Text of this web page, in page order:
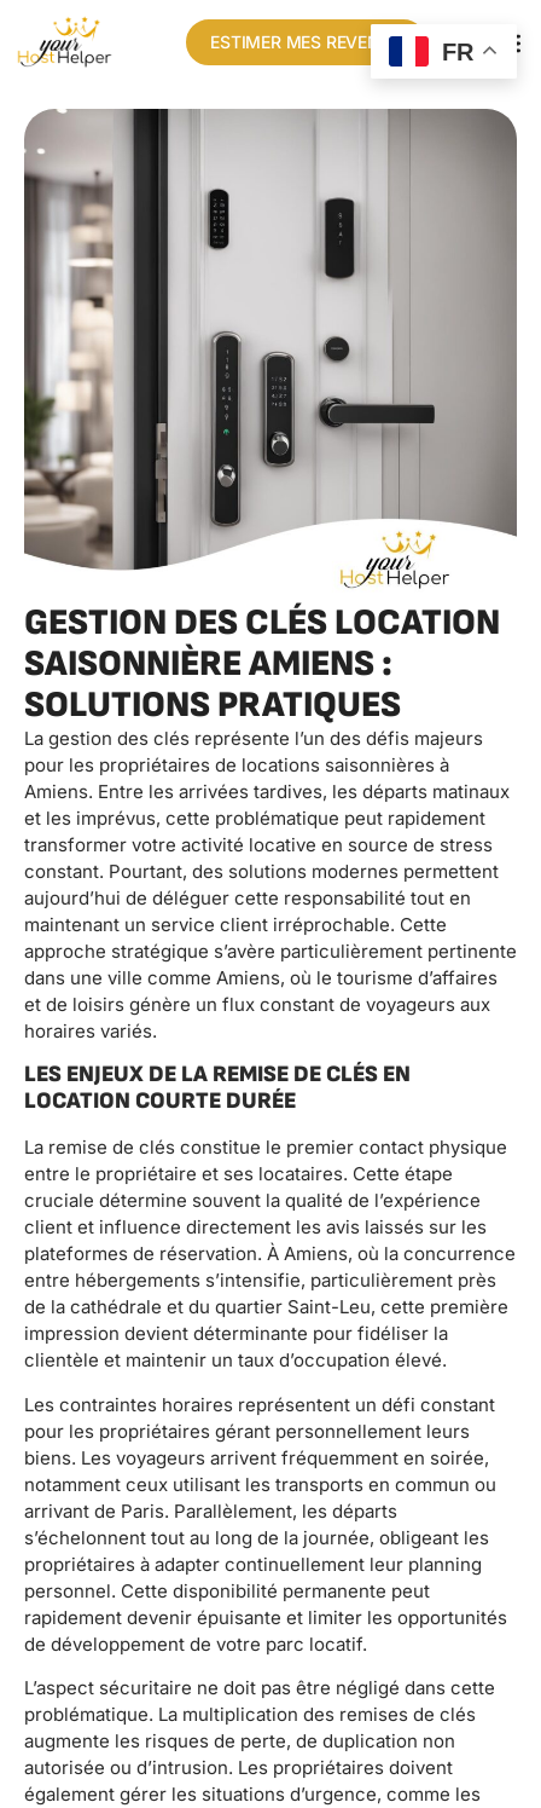
ESTIMER MES REVENUS
GESTION DES CLÉS LOCATION
SAISONNIÈRE AMIENS :
SOLUTIONS PRATIQUES
La gestion des clés représente l’un des défis majeurs
pour les propriétaires de locations saisonnières à
Amiens. Entre les arrivées tardives, les départs matinaux
et les imprévus, cette problématique peut rapidement
transformer votre activité locative en source de stress
constant. Pourtant, des solutions modernes permettent
aujourd’hui de déléguer cette responsabilité tout en
maintenant un service client irréprochable. Cette
approche stratégique s’avère particulièrement pertinente
dans une ville comme Amiens, où le tourisme d’affaires
et de loisirs génère un flux constant de voyageurs aux
horaires variés.
LES ENJEUX DE LA REMISE DE CLÉS EN
LOCATION COURTE DURÉE
La remise de clés constitue le premier contact physique
entre le propriétaire et ses locataires. Cette étape
cruciale détermine souvent la qualité de l’expérience
client et influence directement les avis laissés sur les
plateformes de réservation. À Amiens, où la concurrence
entre hébergements s’intensifie, particulièrement près
de la cathédrale et du quartier Saint-Leu, cette première
impression devient déterminante pour fidéliser la
clientèle et maintenir un taux d’occupation élevé.
Les contraintes horaires représentent un défi constant
pour les propriétaires gérant personnellement leurs
biens. Les voyageurs arrivent fréquemment en soirée,
notamment ceux utilisant les transports en commun ou
arrivant de Paris. Parallèlement, les départs
s’échelonnent tout au long de la journée, obligeant les
propriétaires à adapter continuellement leur planning
personnel. Cette disponibilité permanente peut
rapidement devenir épuisante et limiter les opportunités
de développement de votre parc locatif.
L’aspect sécuritaire ne doit pas être négligé dans cette
problématique. La multiplication des remises de clés
augmente les risques de perte, de duplication non
autorisée ou d’intrusion. Les propriétaires doivent
également gérer les situations d’urgence, comme les
FR